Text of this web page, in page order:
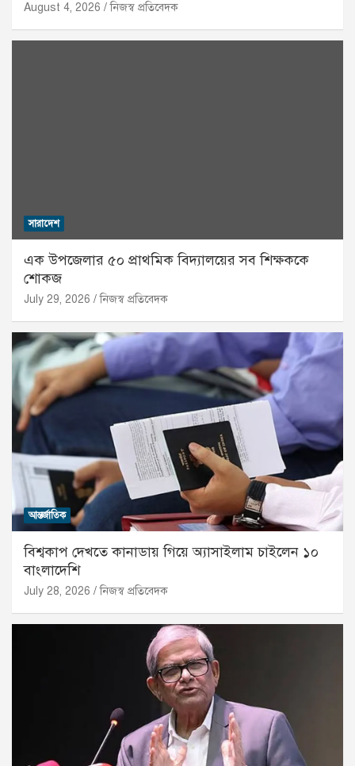
August 4, 2026 নিজস্ব প্রতিবেদক
সারাদেশ
এক উপজেলার ৫০ প্রাথমিক বিদ্যালয়ের সব শিক্ষককে
শোকজ
July 29, 2026 নিজস্ব প্রতিবেদক
আন্তর্জাতিক
বিশ্বকাপ দেখতে কানাডায় গিয়ে অ্যাসাইলাম চাইলেন ১০
বাংলাদেশি
July 28, 2026 নিজস্ব প্রতিবেদক